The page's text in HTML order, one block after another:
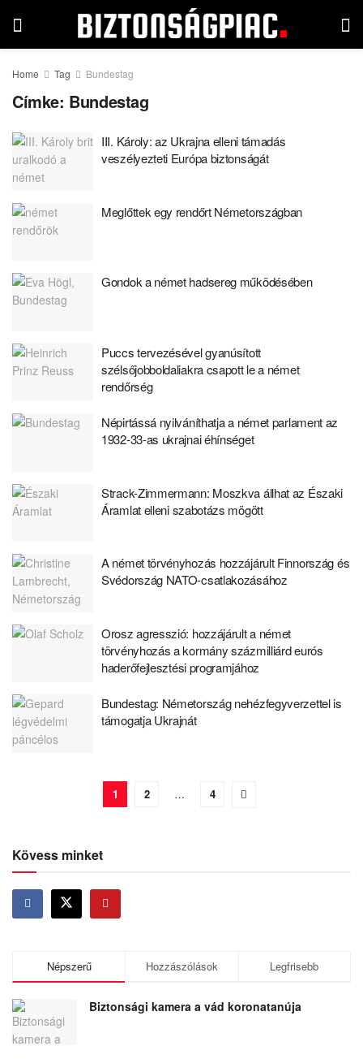
Home Tag Bundestag
Címke: Bundestag
III. Károly: az Ukrajna elleni támadás
veszélyezteti Európa biztonságát
Meglőttek egy rendőrt Németországban
Gondok a német hadsereg működésében
Puccs tervezésével gyanúsított
szélsőjobboldaliakra csapott le a német
rendőrség
Népirtássá nyilváníthatja a német parlament az
1932-33-as ukrajnai éhínséget
Strack-Zimmermann: Moszkva állhat az Északi
Áramlat elleni szabotázs mögött
A német törvényhozás hozzájárult Finnország és
Svédország NATO-csatlakozásához
Orosz agresszió: hozzájárult a német
törvényhozás a kormány százmilliárd eurós
haderőfejlesztési programjához
Bundestag: Németország nehézfegyverzettel is
támogatja Ukrajnát
1 2 … 4
Kövess minket
Népszerű Hozzászólások Legfrisebb
Biztonsági kamera a vád koronatanúja